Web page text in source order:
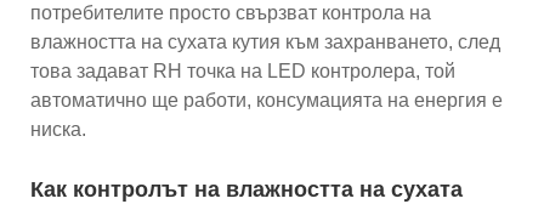
потребителите просто свързват контрола на
влажността на сухата кутия към захранването, след
това задават RH точка на LED контролера, той
автоматично ще работи, консумацията на енергия е
ниска.
Как контролът на влажността на сухата